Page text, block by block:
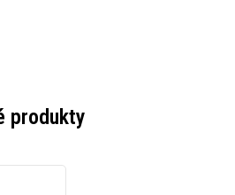
produkty